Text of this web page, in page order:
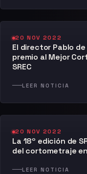
20 NOV 2022
El director Pablo
premio al Mejor
SREC
LEER NOTICIA
20 NOV 2022
La 18º edición de
del cortometraje
LEER NOTICIA